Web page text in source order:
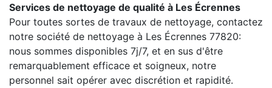
Services de nettoyage de qualité à Les Écrennes
Pour toutes sortes de travaux de nettoyage, contactez
notre société de nettoyage à Les Écrennes 77820:
nous sommes disponibles 7j/7, et en sus d'être
remarquablement efficace et soigneux, notre
personnel sait opérer avec discrétion et rapidité.